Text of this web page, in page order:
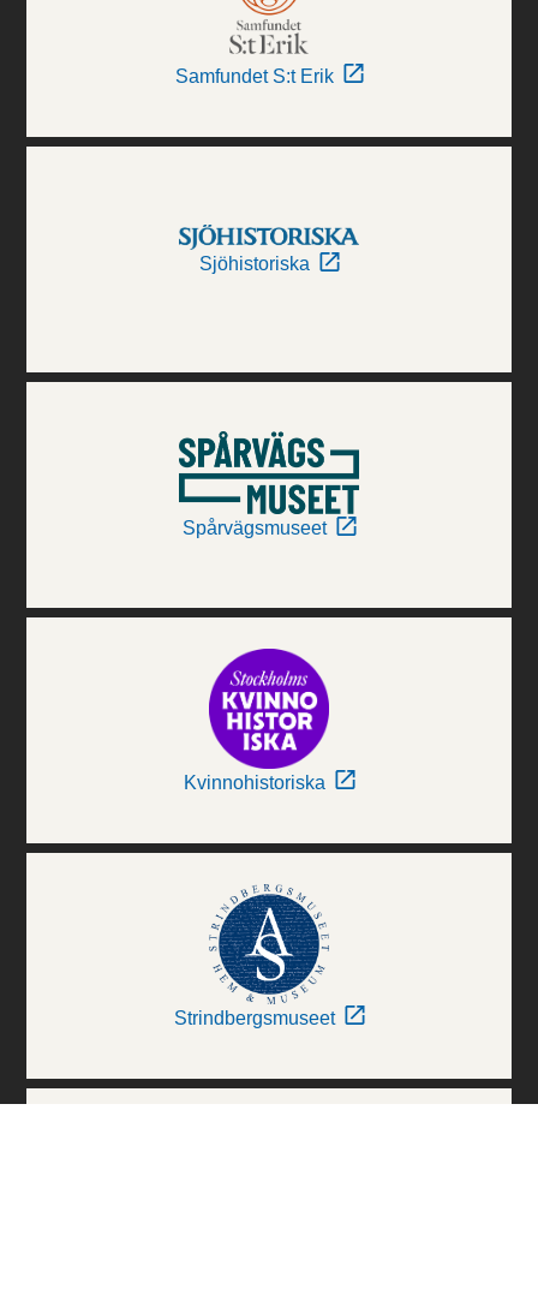
Samfundet S:t Erik
Sjöhistoriska
Spårvägsmuseet
Kvinnohistoriska
Strindbergsmuseet